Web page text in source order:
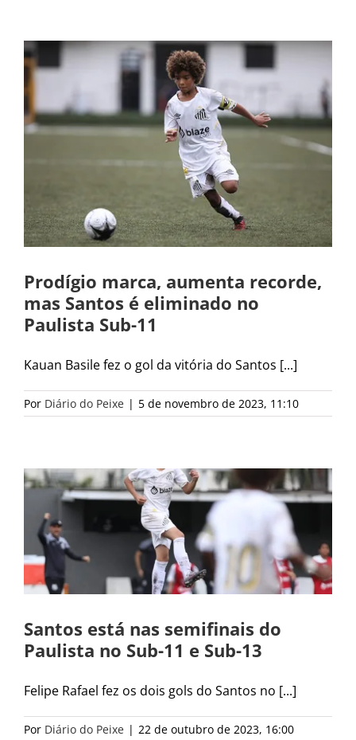
Prodígio marca, aumenta recorde,
mas Santos é eliminado no
Paulista Sub-11
Kauan Basile fez o gol da vitória do Santos [...]
Por Diário do Peixe | 5 de novembro de 2023, 11:10
Santos está nas semifinais do
Paulista no Sub-11 e Sub-13
Felipe Rafael fez os dois gols do Santos no [...]
Por Diário do Peixe | 22 de outubro de 2023, 16:00